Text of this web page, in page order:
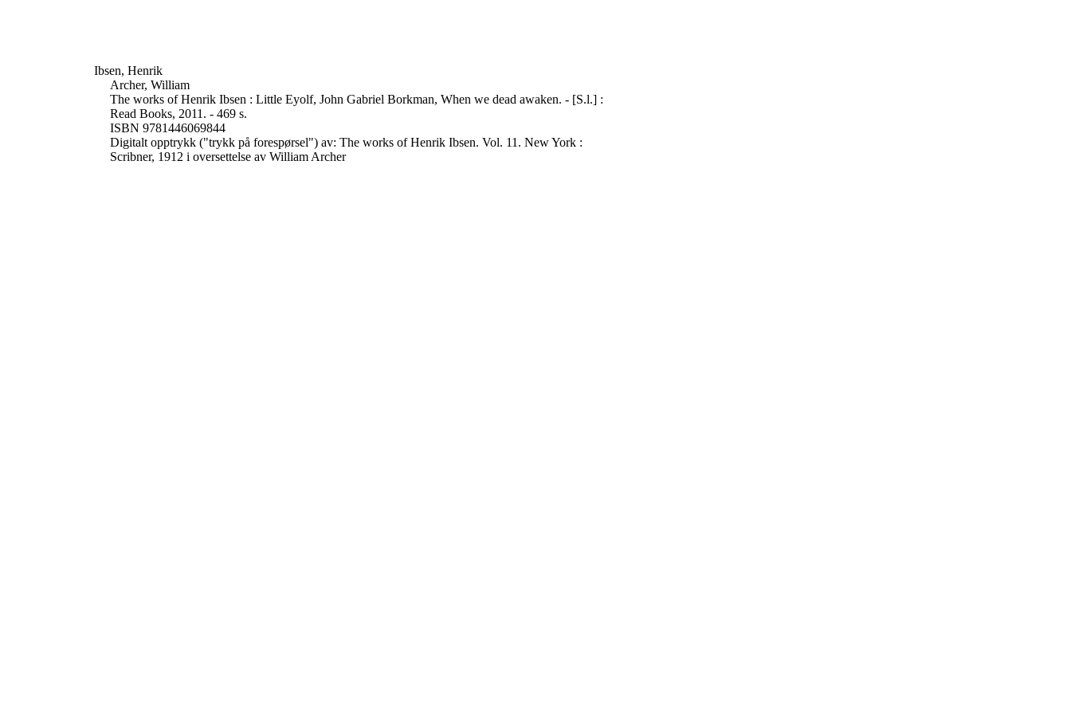
Ibsen, Henrik
Archer, William
The works of Henrik Ibsen : Little Eyolf, John Gabriel Borkman, When we dead awaken. - [S.l.] :
Read Books, 2011. - 469 s.
ISBN 9781446069844
Digitalt opptrykk ("trykk på forespørsel") av: The works of Henrik Ibsen. Vol. 11. New York :
Scribner, 1912 i oversettelse av William Archer